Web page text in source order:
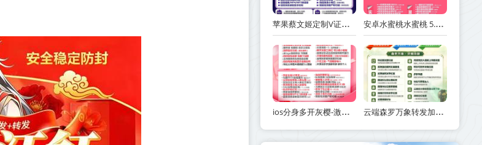
苹果蔡文姬定制V证书掉签致微信分身闪退？聊天记录会消失吗？手把手教你避坑指南 安卓水蜜桃水蜜桃 5.0 微信多开定时群发功能详解
ios分身多开灰樱-激活码使用方法_苹果微信分身灰樱官网 云端森罗万象转发加秒抢一键克隆复制朋友圈_官方微信一键转发